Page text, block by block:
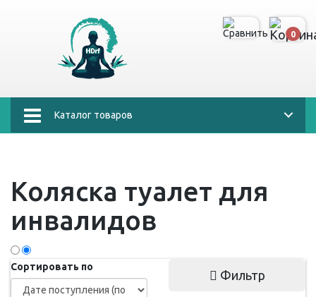
0
Каталог товаров
Коляска туалет для
инвалидов
Сортировать по
Фильтр